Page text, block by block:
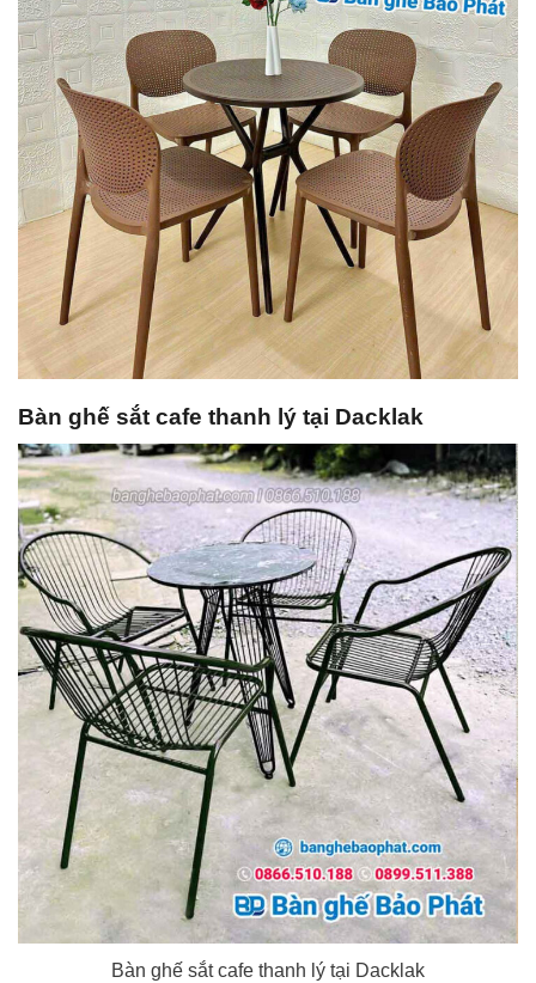
Bàn ghế sắt cafe thanh lý tại Dacklak
Bàn ghế sắt cafe thanh lý tại Dacklak